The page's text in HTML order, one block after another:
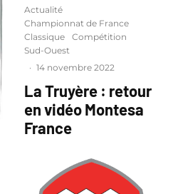
Actualité
Championnat de France
Classique
Compétition
Sud-Ouest
· 14 novembre 2022
La Truyère : retour
en vidéo Montesa
France